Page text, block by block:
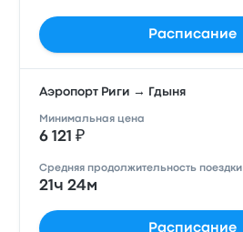
Расписание
Аэропорт Риги → Гдыня
Минимальная цена
6 121 ₽
Средняя продолжительность поездки
21ч 24м
Расписание